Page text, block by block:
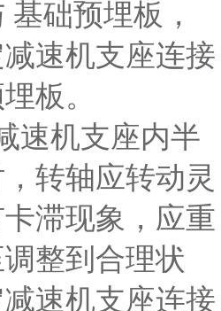
础预埋板，
速机支座连接
板。
速机支座内半
转轴应转动灵
滞现象，应重
整到合理状
速机支座连接